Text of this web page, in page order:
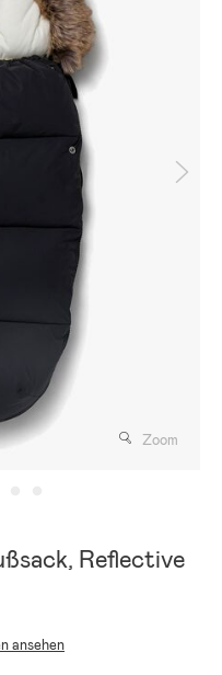
Zoom
Reflective
ansehen